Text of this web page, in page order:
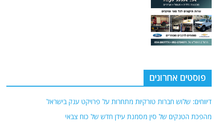
פוסטים אחרונים
דיווחים: שלוש חברות טורקיות מתחרות על פרויקט ענק בישראל
מהפכת הטנקים של סין מסמנת עידן חדש של כוח צבאי